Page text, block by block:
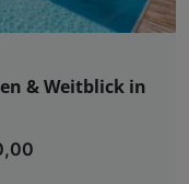
& Weitblick in